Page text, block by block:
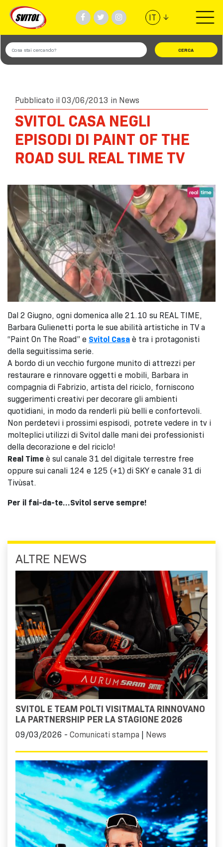
IT ↓
PRODOTTI
VIDEO
#TEAMSVITOL
AZIENDA
TROVA NEGOZIO
Pubblicato il 03/06/2013 in News
SVITOL CASA NEGLI
EPISODI DI PAINT OF THE
ROAD SUL REAL TIME TV
Dal 2 Giugno, ogni domenica alle 21.10 su REAL TIME,
Barbara Gulienetti porta le sue abilità artistiche in TV a
“Paint On The Road” e Svitol Casa è tra i protagonisti
della seguitissima serie.
A bordo di un vecchio furgone munito di attrezzi per
restaurare e rinnovare oggetti e mobili, Barbara in
compagnia di Fabrizio, artista del riciclo, forniscono
suggerimenti creativi per decorare gli ambienti
quotidiani, in modo da renderli più belli e confortevoli.
Non perdetevi i prossimi espisodi, potrete vedere in tv i
molteplici utilizzi di Svitol dalle mani dei professionisti
della decorazione e del riciclo!
Real Time è sul canale 31 del digitale terrestre free
oppure sui canali 124 e 125 (+1) di SKY e canale 31 di
Tivùsat.
Per il fai-da-te…Svitol serve sempre!
ALTRE NEWS
SVITOL E TEAM POLTI VISITMALTA RINNOVANO
LA PARTNERSHIP PER LA STAGIONE 2026
09/03/2026 - Comunicati stampa News